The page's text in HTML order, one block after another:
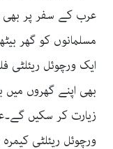
عرب کے سفر پر بھی
مسلمانوں کو گھر
ایک ورچوئل
بھی اپنے گھروں
زیارت کر سکیں
ورچوئل ریئلٹی